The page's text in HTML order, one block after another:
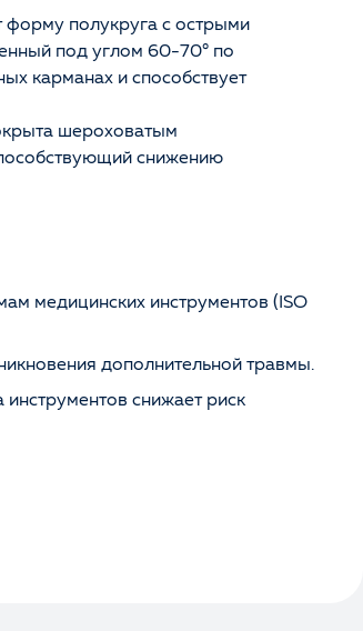
форму полукруга с острыми
под углом 60-70° по
карманах и способствует
шероховатым
снижению
медицинских инструментов (ISO
дополнительной травмы.
снижает риск